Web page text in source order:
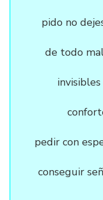
pido no
de todo
pedir con
conseguir